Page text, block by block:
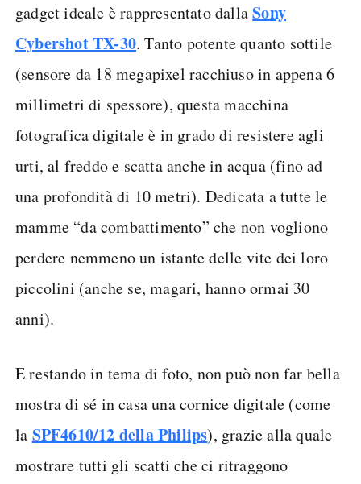
gadget ideale è rappresentato dallaSony
Cybershot TX-30. Tanto potente quanto sottile
(sensore da 18 megapixel racchiuso in appena 6
millimetri di spessore), questa macchina
fotografica digitale è in grado di resistere agli
urti, al freddo e scatta anche in acqua (fino ad
una profondità di 10 metri). Dedicata a tutte le
mamme “da combattimento” che non vogliono
perdere nemmeno un istante delle vite dei loro
piccolini (anche se, magari, hanno ormai 30
anni).
E restando in tema di foto, non può non far bella
mostra di sé in casa una cornice digitale (come
la SPF4610/12 della Philips), grazie alla quale
mostrare tutti gli scatti che ci ritraggono